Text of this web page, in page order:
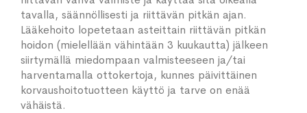
tavalla, säännöllisesti ja riittävän pitkän ajan.
Lääkehoito lopetetaan asteittain riittävän pitkän
hoidon (mielellään vähintään 3 kuukautta) jälkeen
siirtymällä miedompaan valmisteeseen ja/tai
harventamalla ottokertoja, kunnes päivittäinen
korvaushoitotuotteen käyttö ja tarve on enää
vähäistä.